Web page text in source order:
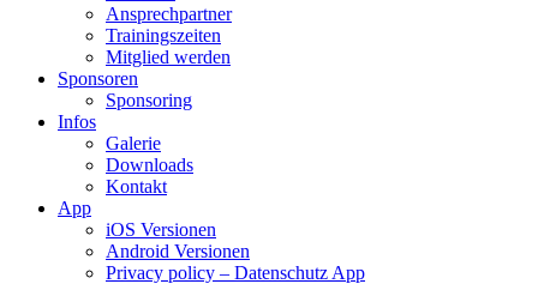
Ansprechpartner
Trainingszeiten
Mitglied werden
Sponsoren
Sponsoring
Infos
Galerie
Downloads
Kontakt
App
iOS Versionen
Android Versionen
Privacy policy – Datenschutz App